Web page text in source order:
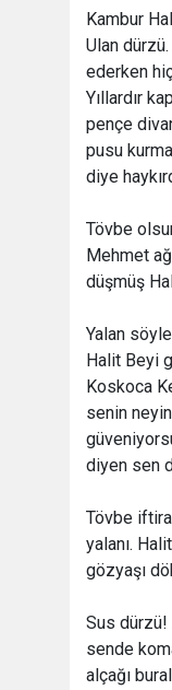
Kambur
Ulan
ederken
Yıllardır
pençe
pusu
diye
Tövbe
Mehmet
düşmüş
Yalan
Halit Beyi
Koskoca
senin
diyen sen
Tövbe
yalanı.
gözyaşı
Sus dürzü!
sende
alçağı